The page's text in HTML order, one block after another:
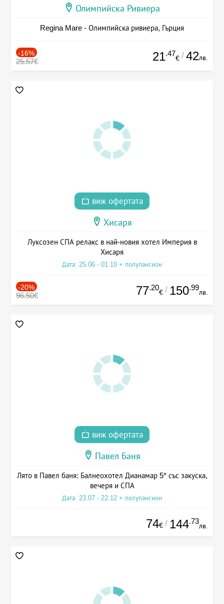
Олимпийска Ривиера
Regina Mare - Олимпийска ривиера, Гърция
-16%
25.57€ 21.47
€ / 42лв.
виж офертата
Хисаря
Луксозен СПА релакс в най-новия хотел Империя в
Хисаря
Дата: 25.06 - 01.10 + полупансион
-20%
96.50€ 77.20
€ / 150.99
лв.
виж офертата
Павел Баня
Лято в Павел баня: Балнеохотел Дианамар 5* със закуска,
вечеря и СПА
Дата: 23.07 - 22.12 + полупансион
74€ / 144.73
лв.